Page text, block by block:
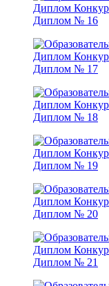
Диплом № 16
Диплом № 17
Диплом № 18
Диплом № 19
Диплом № 20
Диплом № 21